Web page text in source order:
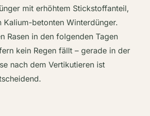
mit erhöhtem Stickstoffanteil,
Kalium-betonten Winterdünger.
Rasen in den folgenden Tagen
kein Regen fällt – gerade in der
nach dem Vertikutieren ist